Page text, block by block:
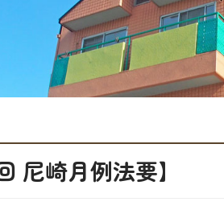
尼崎月例法要】